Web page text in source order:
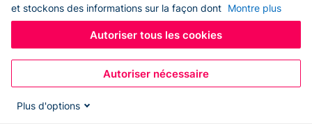
et stockons des informations sur la façon dont Montre plus
Autoriser tous les cookies
Autoriser nécessaire
Plus d'options